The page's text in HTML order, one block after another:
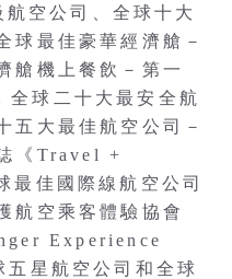
空公司、全球十大
球最佳豪華經濟艙－
艙機上餐飲－第一
球二十大最安全航
五大最佳航空公司－
《Travel +
佳國際線航空公司
航空乘客體驗協會
Experience
星航空公司和全球